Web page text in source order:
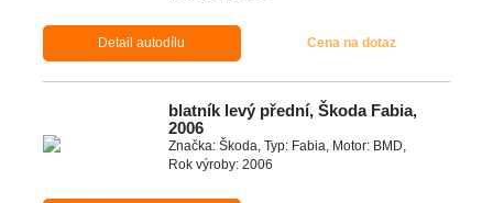
Detail autodílu Cena na dotaz
blatník levý přední, Škoda Fabia,
2006
Značka: Škoda, Typ: Fabia, Motor: BMD,
Rok výroby: 2006